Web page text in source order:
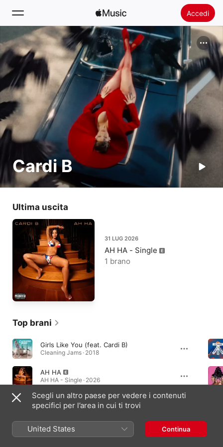
Accedi
Cerca
Home
Novità
Radio
Installare Apple Music
Cardi B
Ultima uscita
31 LUG 2026
AH HA - Single
1 brano
Top brani
Girls Like You (feat. Cardi B)
Cleaning Jams · 2018
AH HA
AH HA - Single · 2026
I Like It
Invasion of Privacy · 2018
Scegli un altro paese per vedere i contenuti
specifici per l’area in cui ti trovi
United States Continua